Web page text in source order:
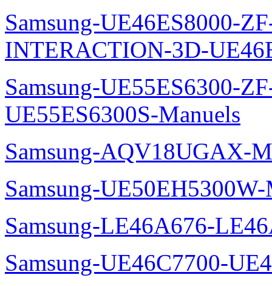
Samsung-UE46ES8000-
INTERACTION-3D-
Samsung-UE55ES6300-
UE55ES6300S-Manuels
Samsung-AQV18UGAX-
Samsung-UE50EH5300W-
Samsung-LE46A676-
Samsung-UE46C7700-